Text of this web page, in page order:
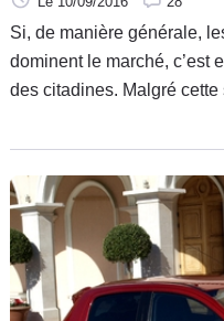
Si, de manière générale,
dominent le marché, c’est
des citadines. Malgré
qui nous dévoile le
elle espère se faire une